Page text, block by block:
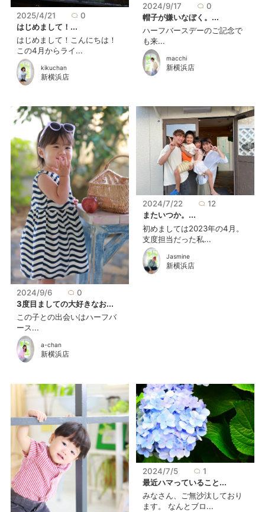
2025/4/21
0
はじめまして！...
はじめまして！こんにちは！
この4月からライ...
kikuchan
新横浜店
2024/9/17
0
帽子が嫌いなぼく。...
ハーフバースデーのご記念で
も来...
macchi
新横浜店
2024/9/6
0
3度目ましての大好きなお...
この子との出会いはハーフバ
ース...
a-chan
新横浜店
2024/7/22
12
またいつか。...
初めましては2023年の4月。
支度担当だった私...
Jasmine
新横浜店
2024/7/5
1
最近ハマっていること...
みなさん、ご無沙汰しており
ます。 なんとブロ...